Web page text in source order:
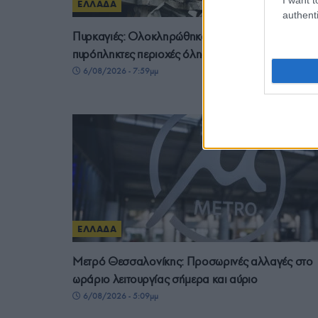
ΕΛΛΑΔΑ
Πυρκαγιές: Ολοκληρώθηκαν 325 αυτοψίες της στις
πυρόπληκτες περιοχές όλης της χώρας
6/08/2026 - 7:59μμ
ΕΛΛΑΔΑ
Μετρό Θεσσαλονίκης: Προσωρινές αλλαγές στο
ωράριο λειτουργίας σήμερα και αύριο
6/08/2026 - 5:09μμ